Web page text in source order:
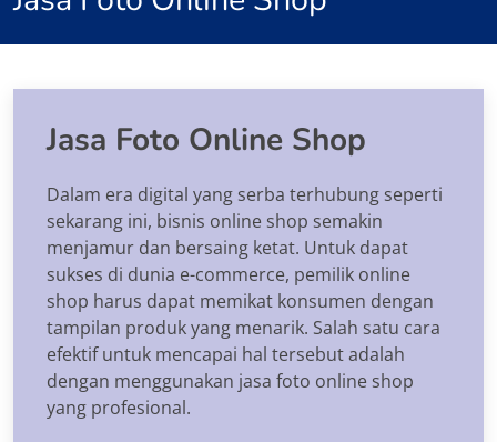
Jasa Foto Online Shop
Dalam era digital yang serba terhubung seperti
sekarang ini, bisnis online shop semakin
menjamur dan bersaing ketat. Untuk dapat
sukses di dunia e-commerce, pemilik online
shop harus dapat memikat konsumen dengan
tampilan produk yang menarik. Salah satu cara
efektif untuk mencapai hal tersebut adalah
dengan menggunakan jasa foto online shop
yang profesional.